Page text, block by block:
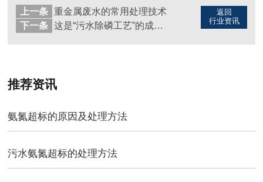
返回
行业资讯
上一条
重金属废水的常用处理技术
下一条
这是“污水除磷工艺”的成功案例-速看
推荐资讯
氨氮超标的原因及处理方法
污水氨氮超标的处理方法